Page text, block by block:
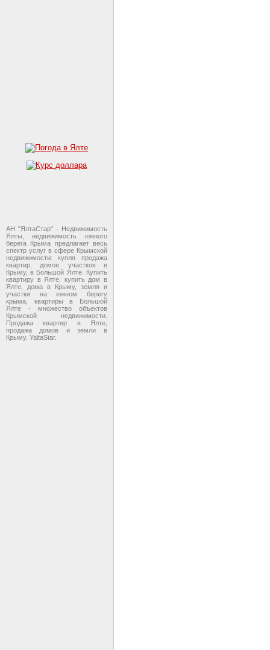
АН "ЯлтаСтар" - Недвижимость
Ялты, недвижимость южного
берега Крыма предлагает весь
спектр услуг в сфере Крымской
недвижимости: купля продажа
квартир, домов, участков в
Крыму, в Большой Ялте. Купить
квартиру в Ялте, купить дом в
Ялте, дома в Крыму, земля и
участки на южном берегу
крыма, квартиры в Большой
Ялте - множество объектов
Крымской недвижимости.
Продажа квартир в Ялте,
продажа домов и земли в
Крыму. YaltaStar.